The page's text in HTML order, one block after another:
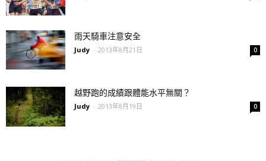
雨天騎車注意安全
Judy - 2013年8月21日 0
越野跑的成績跟體能水平無關？
Judy - 2013年8月19日 0